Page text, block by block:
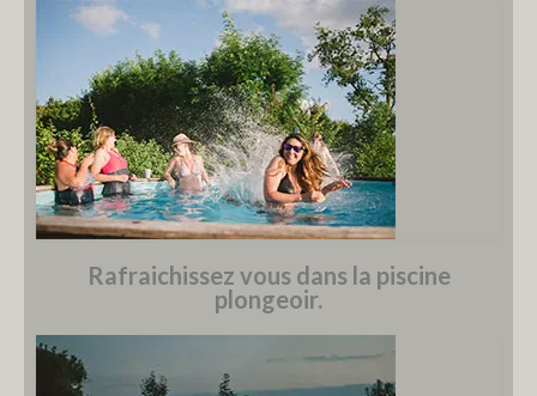
Rafraichissez vous dans la piscine
plongeoir.